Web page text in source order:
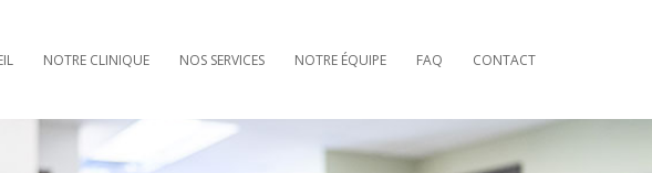
NOTRE CLINIQUE NOS SERVICES NOTRE ÉQUIPE FAQ CONTACT